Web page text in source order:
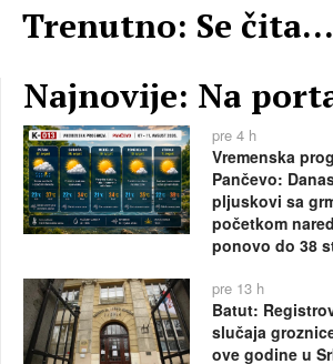
Trenutno: Se čita...
Najnovije: Na
pre 4 h
Vremenska
Pančevo:
pljuskovi sa
početkom
ponovo do 38
pre 13 h
Batut:
slučaja
ove godine u